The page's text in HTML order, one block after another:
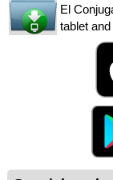
El
tablet